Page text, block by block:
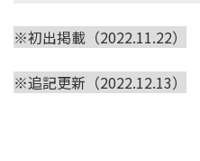
※初出掲載（2022.11.22）
※追記更新（2022.12.13）